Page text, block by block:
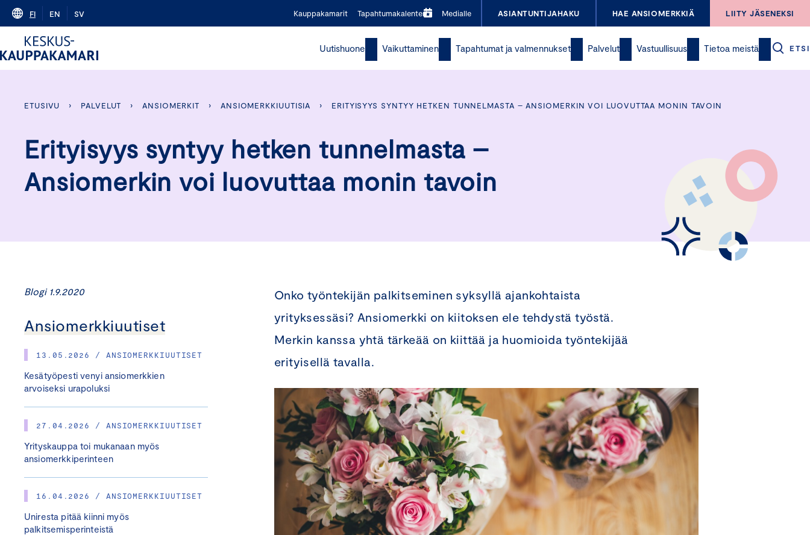
Skip
content
FI EN SV Kauppakamarit Tapahtumakalenteri Medialle ASIANTUNTIJAHAKU HAE ANSIOMERKKIÄ LIITY JÄSENEKSI
Uutishuone Vaikuttaminen Tapahtumat ja valmennukset Palvelut Vastuullisuus Tietoa meistä ETSI
ETUSIVU › PALVELUT › ANSIOMERKIT › ANSIOMERKKIUUTISIA › ERITYISYYS SYNTYY HETKEN TUNNELMASTA – ANSIOMERKIN VOI LUOVUTTAA MONIN TAVOIN
Erityisyys syntyy hetken tunnelmasta –
Ansiomerkin voi luovuttaa monin tavoin
Blogi 1.9.2020
Ansiomerkkiuutiset
13.05.2026 / ANSIOMERKKIUUTISET
Kesätyöpesti venyi ansiomerkkien
arvoiseksi urapoluksi
27.04.2026 / ANSIOMERKKIUUTISET
Yrityskauppa toi mukanaan myös
ansiomerkkiperinteen
16.04.2026 / ANSIOMERKKIUUTISET
Uniresta pitää kiinni myös
palkitsemisperinteistä
Onko työntekijän palkitseminen syksyllä ajankohtaista
yrityksessäsi? Ansiomerkki on kiitoksen ele tehdystä työstä.
Merkin kanssa yhtä tärkeää on kiittää ja huomioida työntekijää
erityisellä tavalla.